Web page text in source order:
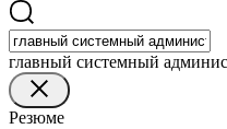
главный системный
Резюме